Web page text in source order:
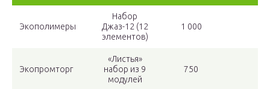
Экополимеры
Набор
Джаз-12 (12
элементов)
1 000
Экопромторг
«Листья»
набор из 9
модулей
750